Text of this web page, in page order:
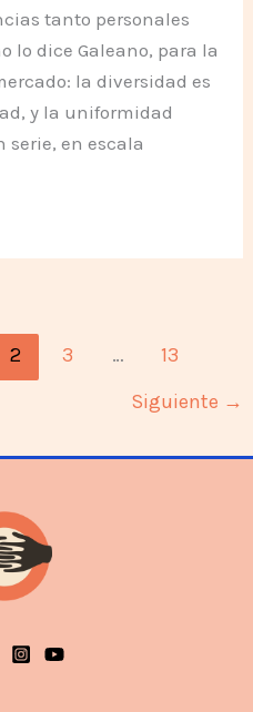
tanto personales
lo dice Galeano, para la
la diversidad es
y la uniformidad
serie, en escala
2 3 …
13
Siguiente →